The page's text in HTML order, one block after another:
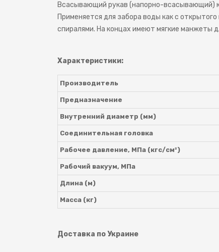
Всасывающий рукав (напорно-всасывающий)
Применяется для забора воды как с
спиралями. На концах имеют мягкие манжеты
Характеристики:
Производитель
Предназначение
Внутренний диаметр (мм)
Соединительная головка
Рабочее давление, МПа (кгс/см²)
Рабочий вакуум, МПа
Длина (м)
Масса (кг)
Доставка по Украине